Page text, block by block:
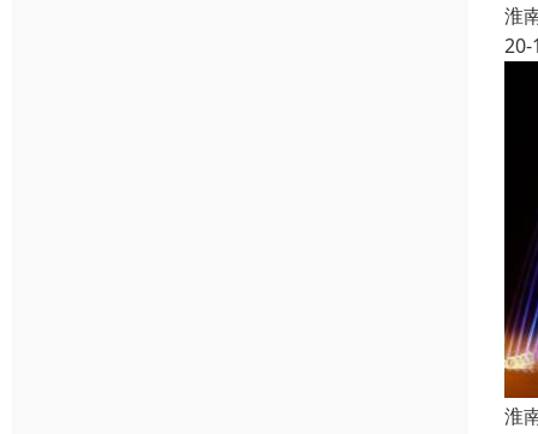
淮
20-
淮